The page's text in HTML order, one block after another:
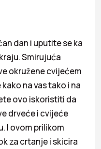
dan i uputite se ka
Smirujuća
okružene cvijećem
na vas tako i na
ovo iskoristiti da
drveće i cvijeće
I ovom prilikom
za crtanje i skicira